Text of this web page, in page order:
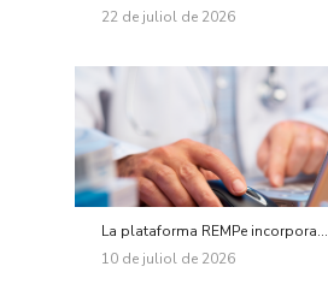
22 de juliol de 2026
La plataforma REMPe incorpora...
10 de juliol de 2026